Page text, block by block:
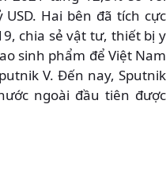
Hai bên đã tích cực
chia sẻ vật tư, thiết bị y
sinh phẩm để Việt Nam
V. Đến nay, Sputnik
ngoài đầu tiên được